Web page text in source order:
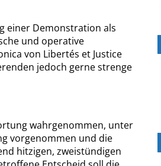
einer Demonstration als
und operative
von Libertés et Justice
jedoch gerne strenge
wahrgenommen, unter
vorgenommen und die
hitzigen, zweistündigen